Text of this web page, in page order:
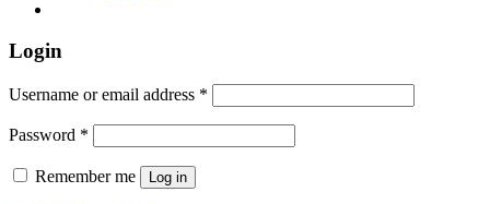
Login
Username or email address *
Password *
Remember me Log in